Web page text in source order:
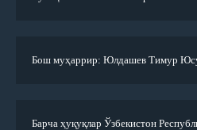
Бош муҳаррир: Юлдашев Тимур
Барча ҳуқуқлар Ўзбекистон